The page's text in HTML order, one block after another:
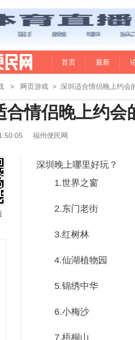
首页 最新
> 网页游戏 > 深圳适合情侣晚上约会
合情侣晚上约会
福州便民网
深圳晚上哪里好玩？
1.世界之窗
2.东门老街
3.红树林
4.仙湖植物园
5.锦绣中华
6.小梅沙
7.梧桐山